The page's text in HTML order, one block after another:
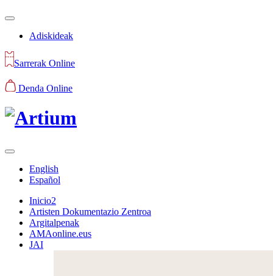
Adiskideak
Sarrerak Online
Denda Online
English
Español
Inicio2
Artisten Dokumentazio Zentroa
Argitalpenak
AMAonline.eus
JAI